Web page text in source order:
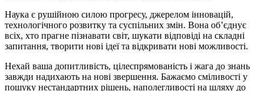
Наука є рушійною силою прогресу, джерелом інновацій,
технологічного розвитку та суспільних змін. Вона об’єднує
всіх, хто прагне пізнавати світ, шукати відповіді на складні
запитання, творити нові ідеї та відкривати нові можливості.
Нехай ваша допитливість, цілеспрямованість і жага до знань
завжди надихають на нові звершення. Бажаємо сміливості у
пошуку нестандартних рішень, наполегливості на шляху до